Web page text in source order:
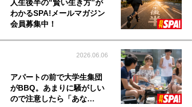
人生後半の“賢い生き方”が
わかるSPA!メールマガジン
会員募集中！
2026.06.06
アパートの前で大学生集団
がBBQ。あまりに騒がしい
ので注意したら「あな…